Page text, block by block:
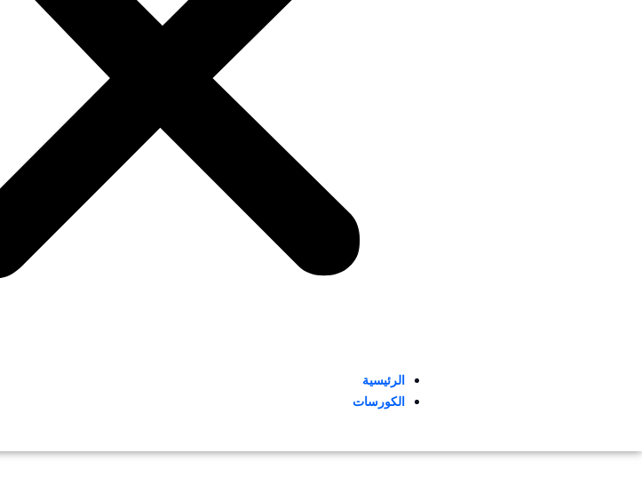
الرئيسية
الكورسات